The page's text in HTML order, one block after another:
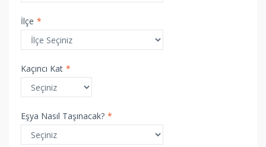
İlçe *
Kaçıncı Kat *
Eşya Nasıl Taşınacak? *